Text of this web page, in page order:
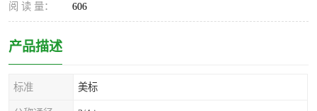
阅 读 量： 606
产品描述
标准 美标